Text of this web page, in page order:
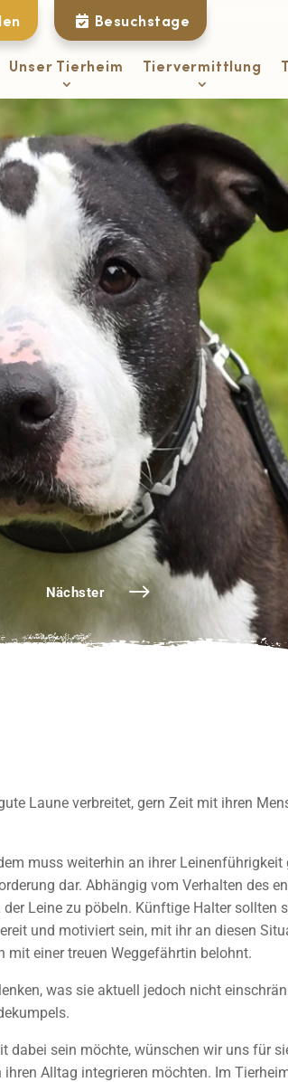
Besuchstage
Unser Tierheim Tiervermittlung
Nächster
Laune verbreitet, gern Zeit mit ihren
muss weiterhin an ihrer Leinenführigkeit
dar. Abhängig vom Verhalten des
Leine zu pöbeln. Künftige Halter sollten
und motiviert sein, mit ihr an diesen
mit einer treuen Weggefährtin belohnt.
was sie aktuell jedoch nicht
dabei sein möchte, wünschen wir uns für
Alltag integrieren möchten. Im